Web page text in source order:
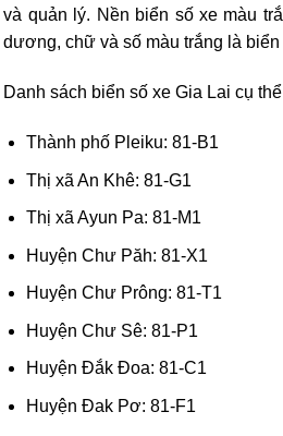
và quản lý. Nền biển số xe màu
dương, chữ và số màu trắng là
Danh sách biển số xe Gia Lai cụ
Thành phố Pleiku: 81-B1
Thị xã An Khê: 81-G1
Thị xã Ayun Pa: 81-M1
Huyện Chư Păh: 81-X1
Huyện Chư Prông: 81-T1
Huyện Chư Sê: 81-P1
Huyện Đắk Đoa: 81-C1
Huyện Đak Pơ: 81-F1